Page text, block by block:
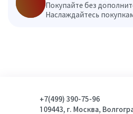
Покупайте без
Наслаждайтесь
+7(499) 390-75-96
109443, г. Москва,